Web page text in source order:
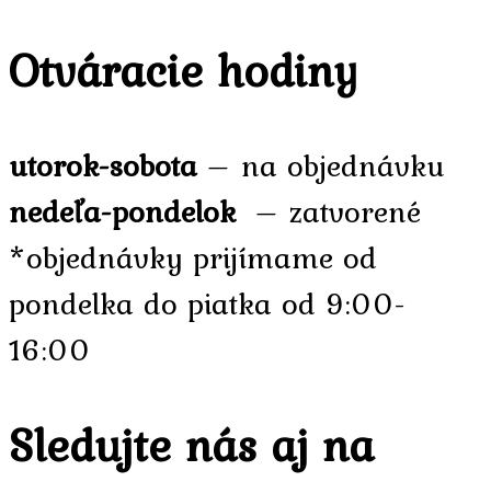
Otváracie hodiny
utorok-sobota– na objednávku
nedeľa-pondelok – zatvorené
*objednávky prijímame od
pondelka do piatka od 9:00-
16:00
Sledujte nás aj na